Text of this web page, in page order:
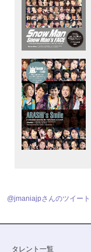
@jmaniajpさんのツイート
タレント一覧